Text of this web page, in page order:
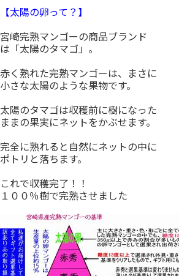
【太陽の卵って？】
宮崎完熟マンゴーの商品ブランド
は「太陽のタマゴ」。
赤く熟れた完熟マンゴーは、まさに
小さな太陽のような果物です。
太陽のタマゴは収穫前に樹になった
ままの果実にネットをかぶせます。
完全に熟れると自然にネットの中に
ポトリと落ちます。
これで収穫完了！！
１００％樹で完熟させました